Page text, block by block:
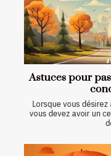
Astuces pour
Lorsque vous
vous devez avoir un